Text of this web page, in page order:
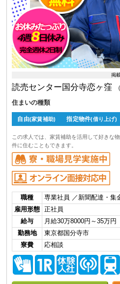
掲
読売センター国分寺恋ヶ窪
住まいの種類
自由(家賃補助) 指定物件(借り上げ)
この求人では、家賃補助を活用して好きな
件に住むこともできます。
職種
専業社員 ／新聞配達・集
雇用形態
正社員
給与
月給30万8000円～35万
勤務地
東京都国分寺市
寮費
応相談